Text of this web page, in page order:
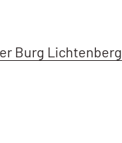
Burg Lichtenberg